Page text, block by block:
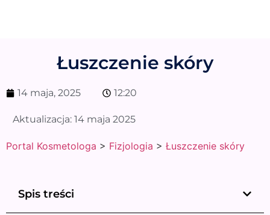
Łuszczenie skóry
14 maja, 2025 12:20
Aktualizacja: 14 maja 2025
Portal Kosmetologa > Fizjologia > Łuszczenie skóry
Spis treści